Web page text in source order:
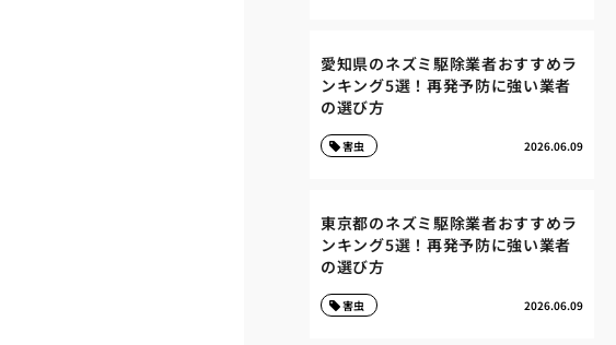
愛知県のネズミ駆除業者おすすめラ
ンキング5選！再発予防に強い業者
の選び方
2026.06.09
害虫
東京都のネズミ駆除業者おすすめラ
ンキング5選！再発予防に強い業者
の選び方
2026.06.09
害虫